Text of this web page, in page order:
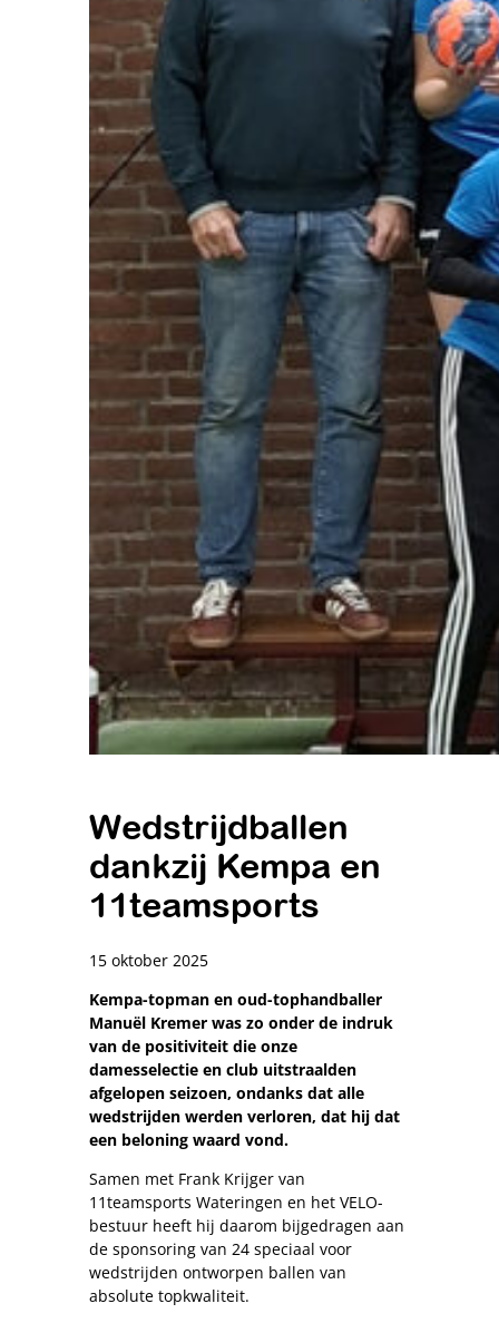
Wedstrijdballen
dankzij Kempa en
11teamsports
15 oktober 2025
Kempa-topman en oud-tophandballer
Manuël Kremer was zo onder de indruk
van de positiviteit die onze
damesselectie en club uitstraalden
afgelopen seizoen, ondanks dat alle
wedstrijden werden verloren, dat hij dat
een beloning waard vond.
Samen met Frank Krijger van
11teamsports Wateringen en het VELO-
bestuur heeft hij daarom bijgedragen aan
de sponsoring van 24 speciaal voor
wedstrijden ontworpen ballen van
absolute topkwaliteit.